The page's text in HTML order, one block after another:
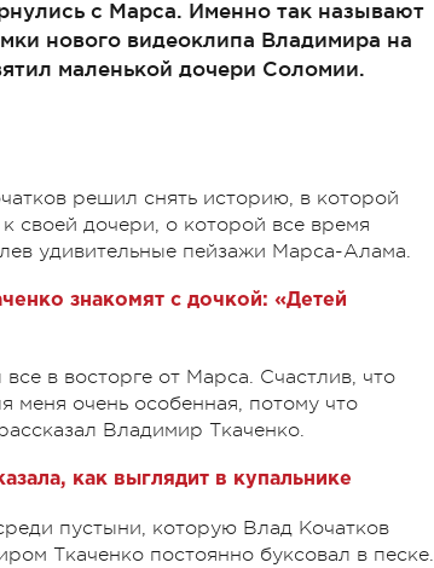
с Марса. Именно так называют
нового видеоклипа Владимира на
маленькой дочери Соломии.
решил снять историю, в которой
своей дочери, о которой все время
удивительные пейзажи Марса-Алама.
знакомят с дочкой: «Детей
в восторге от Марса. Счастлив, что
меня очень особенная, потому что
Владимир Ткаченко.
как выглядит в купальнике
пустыни, которую Влад Кочатков
Ткаченко постоянно буксовал в песке.